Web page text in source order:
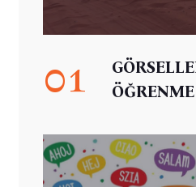
01